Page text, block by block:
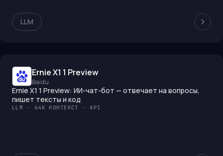
LLM
Ernie X1 1 Preview
Baidu
Ernie X1 1 Preview: ИИ-чат-бот — отвечает на вопросы,
пишет тексты и код
LLM · 64K КОНТЕКСТ · API